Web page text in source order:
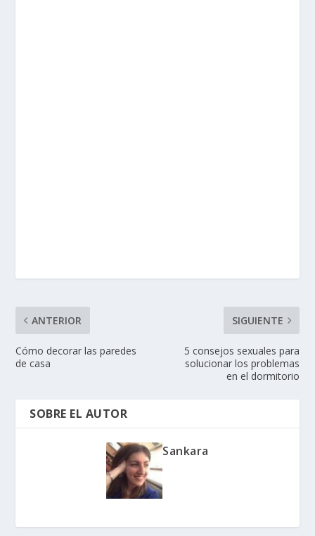
ANTERIOR
Cómo decorar las paredes
de casa
SIGUIENTE
5 consejos sexuales para
solucionar los problemas
en el dormitorio
SOBRE EL AUTOR
Sankara